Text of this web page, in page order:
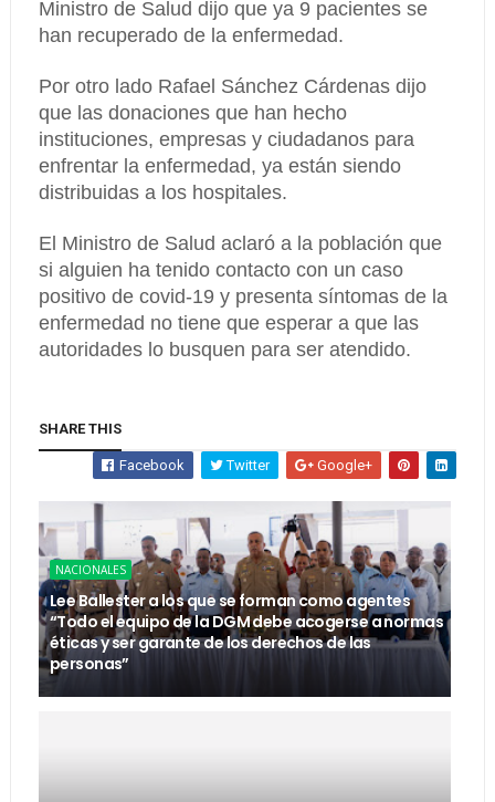
Ministro de Salud dijo que ya 9 pacientes se
han recuperado de la enfermedad.
Por otro lado Rafael Sánchez Cárdenas dijo
que las donaciones que han hecho
instituciones, empresas y ciudadanos para
enfrentar la enfermedad, ya están siendo
distribuidas a los hospitales.
El Ministro de Salud aclaró a la población que
si alguien ha tenido contacto con un caso
positivo de covid-19 y presenta síntomas de la
enfermedad no tiene que esperar a que las
autoridades lo busquen para ser atendido.
SHARE THIS
Facebook Twitter Google+
NACIONALES
Lee Ballester a los que se forman como agentes
“Todo el equipo de la DGM debe acogerse a normas
éticas y ser garante de los derechos de las
personas”